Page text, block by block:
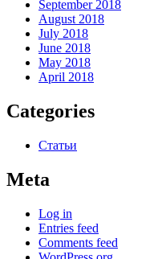
September 2018
August 2018
July 2018
June 2018
May 2018
April 2018
Categories
Статьи
Meta
Log in
Entries feed
Comments feed